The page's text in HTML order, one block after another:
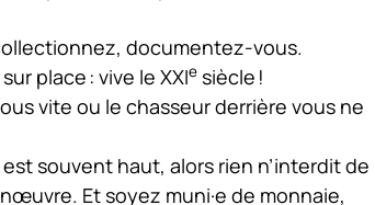
documentez-vous.
place : vive le XXIe siècle !
vite ou le chasseur derrière vous ne
souvent haut, alors rien n’interdit de
Et soyez muni·e de monnaie,